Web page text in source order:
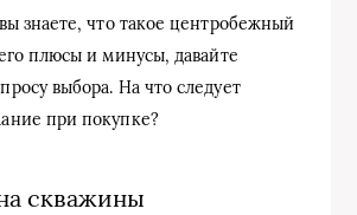
знаете, что такое центробежный
плюсы и минусы, давайте
выбора. На что следует
при покупке?
скважины